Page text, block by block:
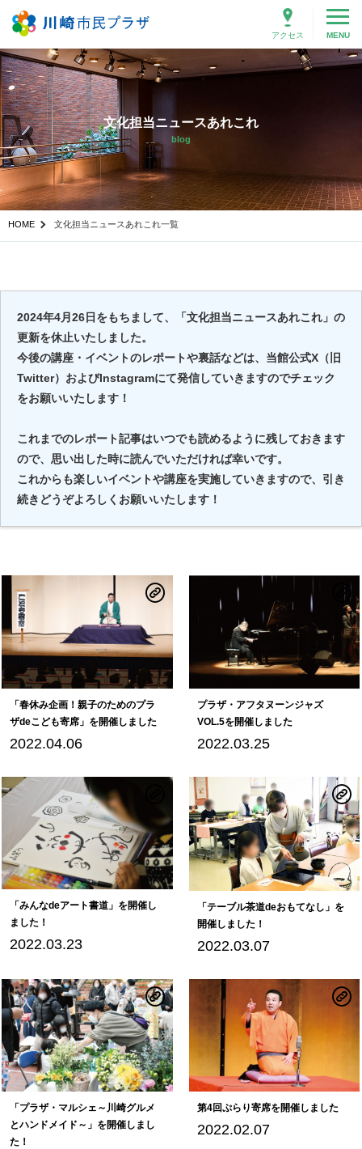
アクセス MENU
文化担当ニュースあれこれ
blog
HOME 文化担当ニュースあれこれ一覧
2024年4月26日をもちまして、「文化担当ニュースあれこれ」の
更新を休止いたしました。
今後の講座・イベントのレポートや裏話などは、当館公式X（旧
Twitter）およびInstagramにて発信していきますのでチェック
をお願いいたします！
これまでのレポート記事はいつでも読めるように残しておきます
ので、思い出した時に読んでいただければ幸いです。
これからも楽しいイベントや講座を実施していきますので、引き
続きどうぞよろしくお願いいたします！
「春休み企画！親子のためのプラ
ザdeこども寄席」を開催しました
2022.04.06
プラザ・アフタヌーンジャズ
VOL.5を開催しました
2022.03.25
「みんなdeアート書道」を開催し
ました！
2022.03.23
「テーブル茶道deおもてなし」を
開催しました！
2022.03.07
「プラザ・マルシェ～川崎グルメ
とハンドメイド～」を開催しまし
た！
第4回ぷらり寄席を開催しました
2022.02.07